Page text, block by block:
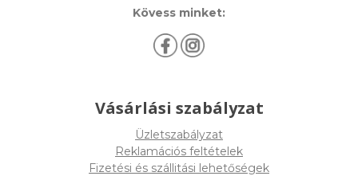
Kövess minket:
Vásárlási szabályzat
Üzletszabályzat
Reklamációs feltételek
Fizetési és szállitási lehetőségek